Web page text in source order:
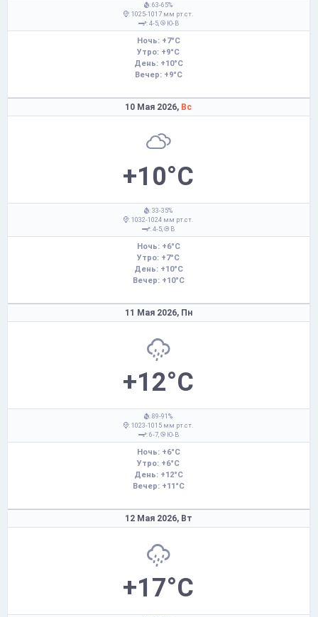
: 63-65%
: 1025-1017 мм рт.ст.
: 4-5,
Ю-В
Ночь: +7°C
Утро: +9°C
День: +10°C
Вечер: +9°C
10 Мая 2026, Вс
+10°C
: 33-35%
: 1032-1024 мм рт.ст.
: 4-5,
В
Ночь: +6°C
Утро: +7°C
День: +10°C
Вечер: +10°C
11 Мая 2026, Пн
+12°C
: 89-91%
: 1023-1015 мм рт.ст.
: 6-7,
Ю-В
Ночь: +6°C
Утро: +6°C
День: +12°C
Вечер: +11°C
12 Мая 2026, Вт
+17°C